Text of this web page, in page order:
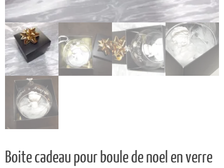
Boite cadeau pour boule de noel en verre